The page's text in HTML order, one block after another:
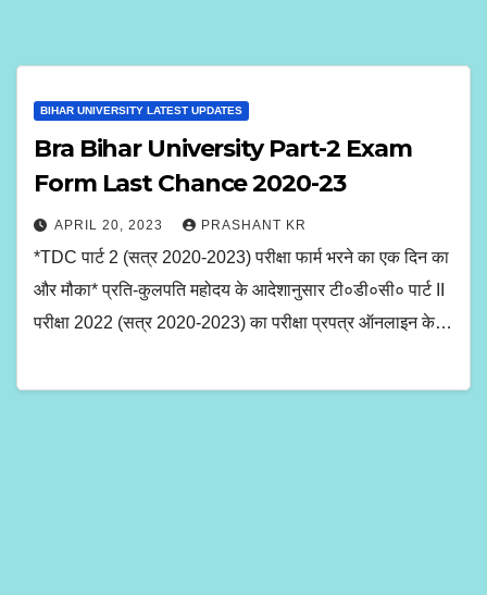
BIHAR UNIVERSITY LATEST UPDATES
Bra Bihar University Part-2 Exam
Form Last Chance 2020-23
APRIL 20, 2023 PRASHANT KR
*TDC पार्ट 2 (सत्र 2020-2023) परीक्षा फार्म भरने का एक दिन का
और मौका* प्रति-कुलपति महोदय के आदेशानुसार टी०डी०सी० पार्ट II
परीक्षा 2022 (सत्र 2020-2023) का परीक्षा प्रपत्र ऑनलाइन के…